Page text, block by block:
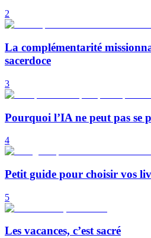
2
La complémentarité
sacerdoce
3
Pourquoi l’IA ne peut pas se
4
Petit guide pour choisir vos
5
Les vacances, c’est sacré